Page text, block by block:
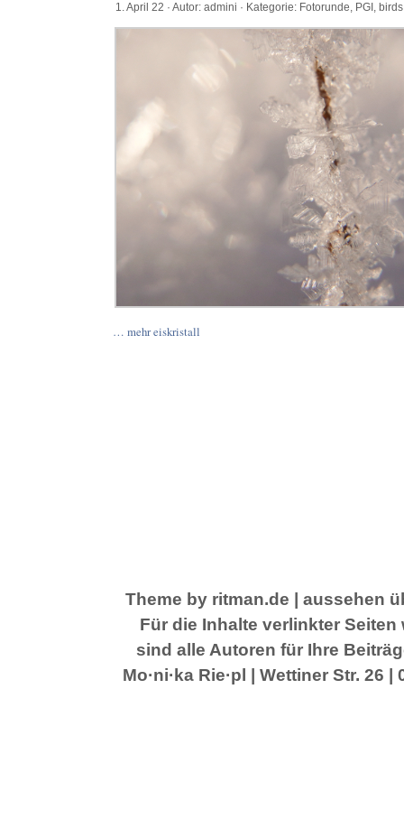
1. April 22 · Autor: admini · Kategorie: Fotorunde PGI
… mehr eiskristall
Theme by ritman.de | aussehen
Für die Inhalte verlinkter
sind alle Autoren für Ihre
Mo·ni·ka Rie·pl | Wettiner Str. 26